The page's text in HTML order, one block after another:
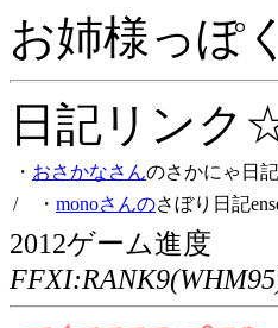
お姉様っぽ
日記リンク
・ おさかなさんのさかにゃ日記
/ ・ monoさんのさぼり日記
2012ゲーム進度